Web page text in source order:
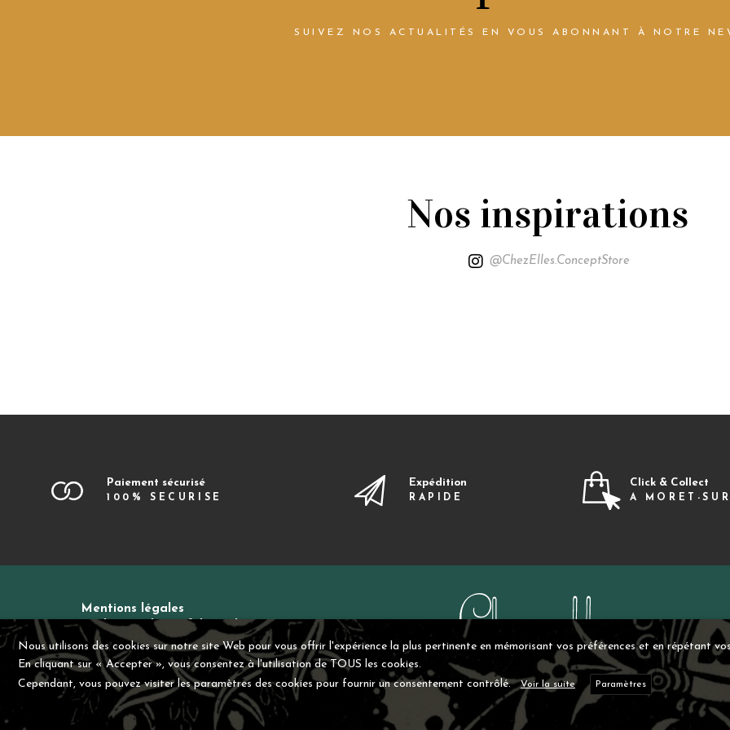
SUIVEZ NOS ACTUALITÉS EN VOUS ABONNANT À NOTRE
Nos inspirations
@ChezElles.ConceptStore
Paiement sécurisé
100% SECURISE
Expédition
RAPIDE
Click & Collect
A MORET-
Mentions légales
Politique de confidentialité
Contact CGV
©Chez Elles 2021 – Tous droits réservés
Nous utilisons des cookies sur notre site Web pour vous offrir l'expérience la plus pertinente en mémorisant vos préférences et en répétant
En cliquant sur « Accepter », vous consentez à l'utilisation de TOUS les cookies.
Cependant, vous pouvez visiter les paramètres des cookies pour fournir un consentement contrôlé.
Voir la suite Paramètres